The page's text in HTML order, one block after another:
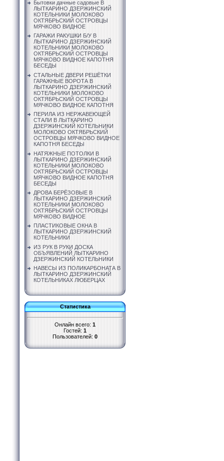
Бытовки дачные садовые В
ЛЫТКАРИНО ДЗЕРЖИНСКИЙ
КОТЕЛЬНИКИ МОЛОКОВО
ОКТЯБРЬСКИЙ ОСТРОВЦЫ
МЯЧКОВО ВИДНОЕ
ГАРАЖИ РАКУШКИ Б/У В
ЛЫТКАРИНО ДЗЕРЖИНСКИЙ
КОТЕЛЬНИКИ МОЛОКОВО
ОКТЯБРЬСКИЙ ОСТРОВЦЫ
МЯЧКОВО ВИДНОЕ КАПОТНЯ
БЕСЕДЫ
СТАЛЬНЫЕ ДВЕРИ РЕШЁТКИ
ГАРАЖНЫЕ ВОРОТА В
ЛЫТКАРИНО ДЗЕРЖИНСКИЙ
КОТЕЛЬНИКИ МОЛОКОВО
ОКТЯБРЬСКИЙ ОСТРОВЦЫ
МЯЧКОВО ВИДНОЕ КАПОТНЯ
ПЕРИЛА ИЗ НЕРЖАВЕЮЩЕЙ
СТАЛИ В ЛЫТКАРИНО
ДЗЕРЖИНСКИЙ КОТЕЛЬНИКИ
МОЛОКОВО ОКТЯБРЬСКИЙ
ОСТРОВЦЫ МЯЧКОВО ВИДНОЕ
КАПОТНЯ БЕСЕДЫ
НАТЯЖНЫЕ ПОТОЛКИ В
ЛЫТКАРИНО ДЗЕРЖИНСКИЙ
КОТЕЛЬНИКИ МОЛОКОВО
ОКТЯБРЬСКИЙ ОСТРОВЦЫ
МЯЧКОВО ВИДНОЕ КАПОТНЯ
БЕСЕДЫ
ДРОВА БЕРЁЗОВЫЕ В
ЛЫТКАРИНО ДЗЕРЖИНСКИЙ
КОТЕЛЬНИКИ МОЛОКОВО
ОКТЯБРЬСКИЙ ОСТРОВЦЫ
МЯЧКОВО ВИДНОЕ
ПЛАСТИКОВЫЕ ОКНА В
ЛЫТКАРИНО ДЗЕРЖИНСКИЙ
КОТЕЛЬНИКИ
ИЗ РУК В РУКИ ДОСКА
ОБЪЯВЛЕНИЙ ЛЫТКАРИНО
ДЗЕРЖИНСКИЙ КОТЕЛЬНИКИ
НАВЕСЫ ИЗ ПОЛИКАРБОНАТА В
ЛЫТКАРИНО ДЗЕРЖИНСКИЙ
КОТЕЛЬНИКАХ ЛЮБЕРЦАХ
Статистика
Онлайн всего: 1
Гостей: 1
Пользователей: 0